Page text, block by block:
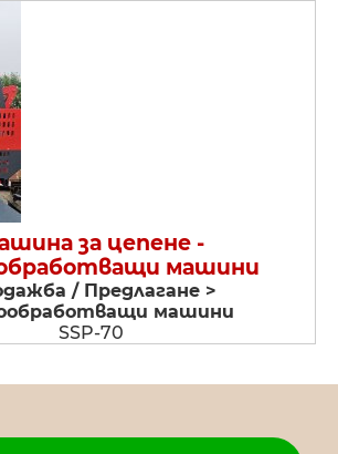
за цепене -
машини
/ Предлагане >
машини
SSP-70